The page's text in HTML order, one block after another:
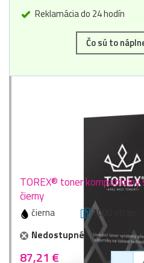
Reklamácia do 24 hodín
Čo sú to
TOREX® toner
čierny
čierna 3000 stran
Nedostupné
87,21 €